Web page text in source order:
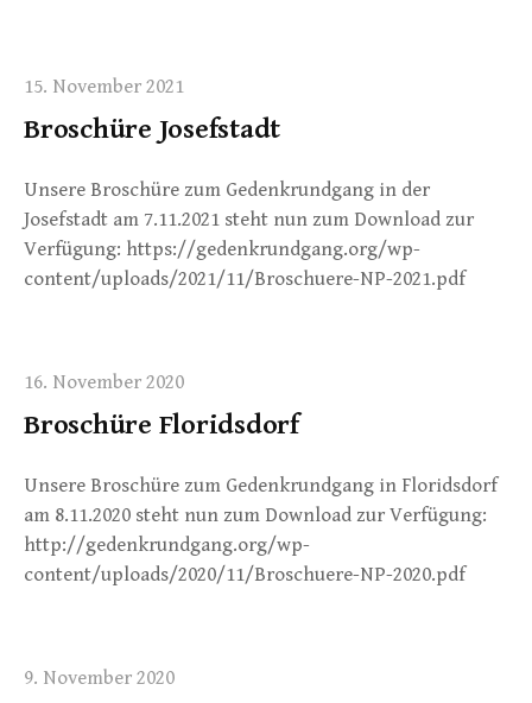
15. November 2021
Broschüre Josefstadt
Unsere Broschüre zum Gedenkrundgang in der
Josefstadt am 7.11.2021 steht nun zum Download zur
Verfügung: https://gedenkrundgang.org/wp-
content/uploads/2021/11/Broschuere-NP-2021.pdf
16. November 2020
Broschüre Floridsdorf
Unsere Broschüre zum Gedenkrundgang in Floridsdorf
am 8.11.2020 steht nun zum Download zur Verfügung:
http://gedenkrundgang.org/wp-
content/uploads/2020/11/Broschuere-NP-2020.pdf
9. November 2020